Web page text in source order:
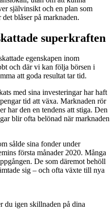
självinsikt och en plan som
blåser på marknaden.
superkraften
egenskapen inom
och där vi kan följa börsen i
att goda resultat tar tid.
med sina investeringar har haft
tid att växa. Marknaden rör
har den en tendens att stiga. Den
blir ofta belönad när marknaden
sålde sina fonder under
första månader 2020. Många
De som däremot behöll
sig – och ofta växte till nya
du igen skillnaden på dina